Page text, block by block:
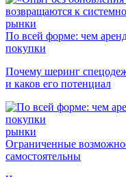
рынки
По всей форме: чем
покупки
Почему шеринг
и каков его потенциал
рынки
Ограниченные
самостоятельны